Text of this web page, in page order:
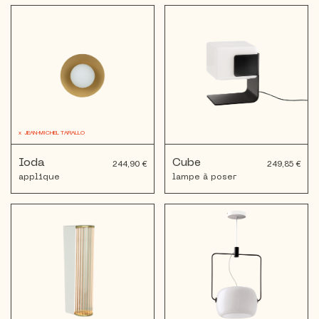
x JEAN-MICHEL TARALLO
Ioda
244,90 €
applique
Cube
249,85 €
lampe à poser